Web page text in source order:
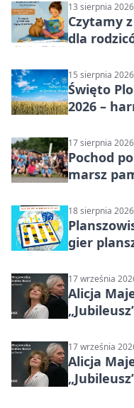
13 sierpnia
Czytamy
dla
15 sierpnia
Święto
2026 –
17 sierpnia
Pochod
marsz
18 sierpnia
gier
17 września
Alicja
17 września
Alicja